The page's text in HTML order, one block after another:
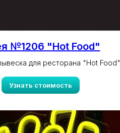
№1206 "Hot Food"
для ресторана "Hot Food"
Узнать стоимость